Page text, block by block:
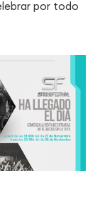
por todo